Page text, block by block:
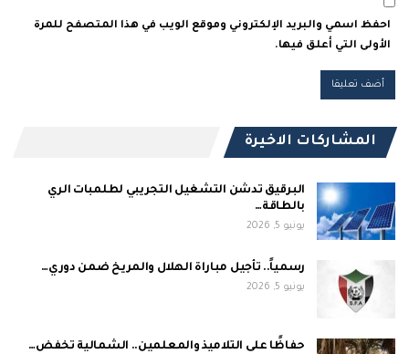
احفظ اسمي والبريد الإلكتروني وموقع الويب في هذا المتصفح للمرة
الأولى التي أعلق فيها.
المشاركات الاخيرة
البرقيق تدشن التشغيل التجريبي لطلمبات الري
بالطاقة…
يونيو 5, 2026
رسمياً.. تأجيل مباراة الهلال والمريخ ضمن دوري…
يونيو 5, 2026
حفاظًا على التلاميذ والمعلمين.. الشمالية تخفض…